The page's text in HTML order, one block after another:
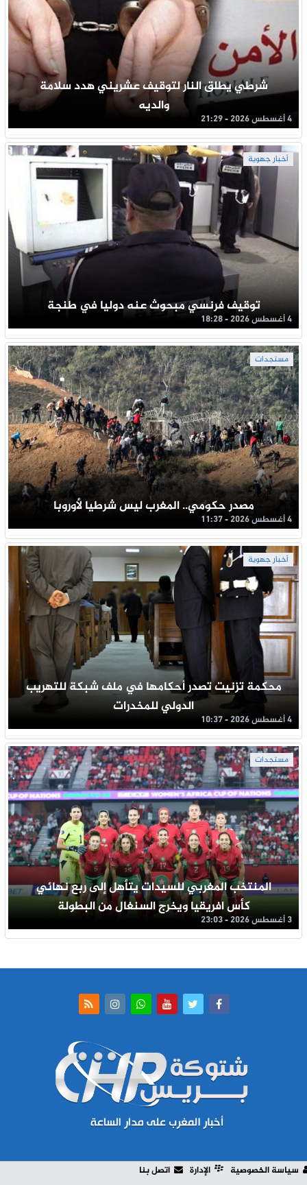
شرطي يطلق النار لتوقيف عشريني هدد سلامة
والديه
4 أغسطس 2026 - 21:29
أخبار جهوية
توقيف فرنسي مبحوث عنه دوليا في طنجة
4 أغسطس 2026 - 18:28
مستجدات
مصدر حكومي.. المغرب ليس شرطيا لأوروبا
4 أغسطس 2026 - 11:37
أخبار جهوية
محكمة تزنيت تصدر أحكامها في ملف شبكة للتهريب
الدولي للمخدرات
4 أغسطس 2026 - 10:37
مستجدات
المنتخب المغربي للسيدات يتأهل إلى ربع نهائي
كأس افريقيا ويخرج السنغال من البطولة
3 أغسطس 2026 - 23:03
سياسة الخصوصية الإدارة
اتصل بنا